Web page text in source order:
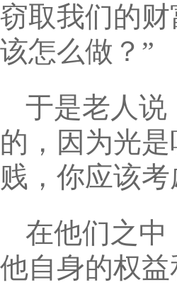
窃取我们的
该怎么做？”
于是老人说
的，因为光
贱，你应该
在他们之中
他自身的权